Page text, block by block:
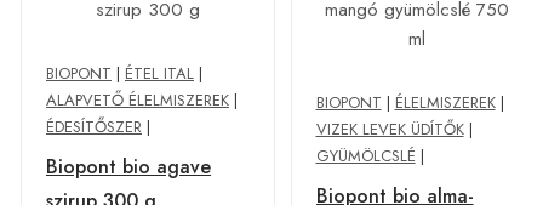
BIOPONT | ÉTEL ITAL |
ALAPVETŐ ÉLELMISZEREK |
ÉDESÍTŐSZER |
Biopont bio agave
BIOPONT | ÉLELMISZEREK|
VIZEK LEVEK ÜDÍTŐK|
GYÜMÖLCSLÉ |
Biopont bio alma-